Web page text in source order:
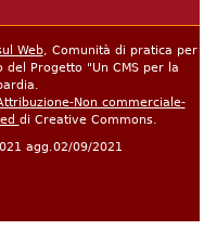
Web, Comunità di pratica per
Progetto "Un CMS per la
Non commerciale-
di Creative Commons.
agg.02/09/2021